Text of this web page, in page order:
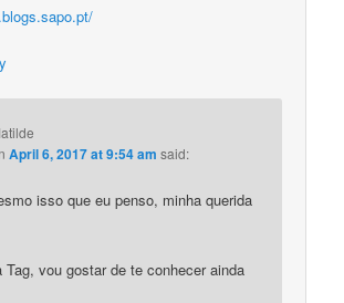
April 6, 2017 at 9:54 am said:
isso que eu penso, minha querida
Tag, vou gostar de te conhecer ainda